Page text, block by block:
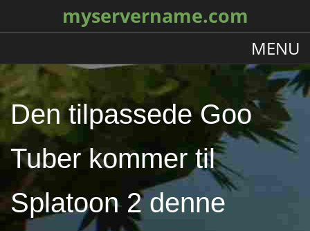
myservername.com
MENU
Den tilpassede Goo
Tuber kommer til
Splatoon 2 denne